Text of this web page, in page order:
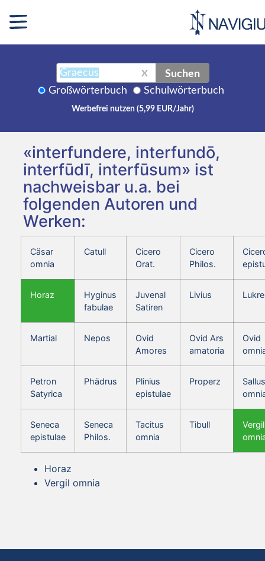
X Suchen
Großwörterbuch Schulwörterbuch
Werbefrei nutzen (5,99 EUR/Jahr)
«interfundere, interfundō,
interfūdī, interfūsum» ist
nachweisbar u.a. bei
folgenden Autoren und
Werken:
Cäsar
omnia
Catull
Cicero
Orat.
Cicero
Philos.
Horaz
Hyginus
fabulae
Juvenal
Satiren
Livius
Martial Nepos
Ovid
Amores
Ovid Ars
amatoria
Ovid
Petron
Satyrica
Phädrus
Plinius
epistulae
Properz
Seneca
epistulae
Seneca
Philos.
Tacitus
omnia
Tibull
Vergil
Horaz
Vergil omnia